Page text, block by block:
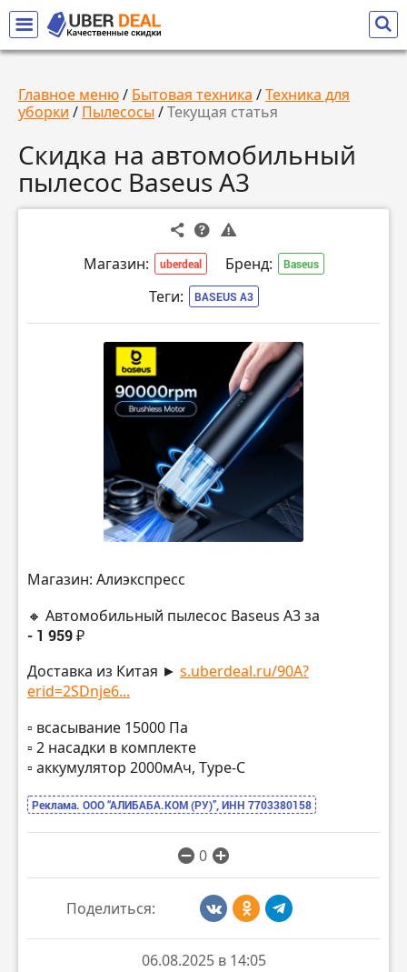
Главное меню/ Бытовая техника /Техника для
уборки / Пылесосы /Текущая статья
Скидка на автомобильный
пылесос Baseus A3
Магазин: uberdeal Бренд: Baseus
Теги: BASEUS A3
Магазин: Алиэкспресс
🔸 Автомобильный пылесос Baseus A3 за
- 1 959 ₽
Доставка из Китая ► s.uberdeal.ru/90A?
erid=2SDnje6...
▫️ всасывание 15000 Па
▫️ 2 насадки в комплекте
▫️ аккумулятор 2000мАч, Type-C
Реклама. ООО “АЛИБАБА.КОМ (РУ)”, ИНН 7703380158
0
Поделиться:
06.08.2025 в 14:05